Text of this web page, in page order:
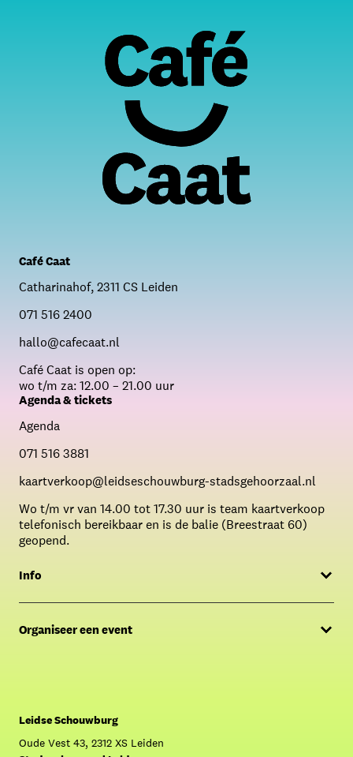
Café Caat
Catharinahof, 2311 CS Leiden
071 516 2400
hallo@cafecaat.nl
Café Caat is open op:
wo t/m za: 12.00 – 21.00 uur
Agenda & tickets
Agenda
071 516 3881
kaartverkoop@leidseschouwburg-stadsgehoorzaal.nl
Wo t/m vr van 14.00 tot 17.30 uur is team kaartverkoop
telefonisch bereikbaar en is de balie (Breestraat 60)
geopend.
Info
FAQ
Organiseer een event
Leidse Schouwburg
Oude Vest 43, 2312 XS Leiden